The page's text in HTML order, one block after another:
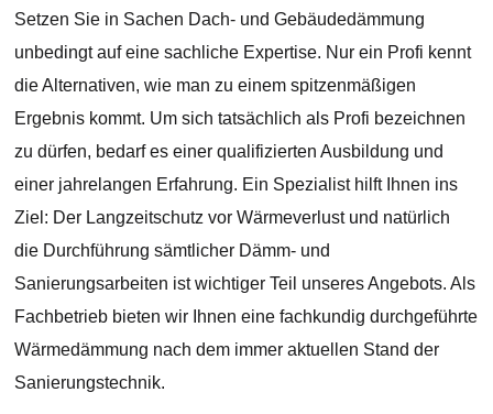
Setzen Sie in Sachen Dach- und Gebäudedämmung
unbedingt auf eine sachliche Expertise. Nur ein Profi kennt
die Alternativen, wie man zu einem spitzenmäßigen
Ergebnis kommt. Um sich tatsächlich als Profi bezeichnen
zu dürfen, bedarf es einer qualifizierten Ausbildung und
einer jahrelangen Erfahrung. Ein Spezialist hilft Ihnen ins
Ziel: Der Langzeitschutz vor Wärmeverlust und natürlich
die Durchführung sämtlicher Dämm- und
Sanierungsarbeiten ist wichtiger Teil unseres Angebots. Als
Fachbetrieb bieten wir Ihnen eine fachkundig durchgeführte
Wärmedämmung nach dem immer aktuellen Stand der
Sanierungstechnik.